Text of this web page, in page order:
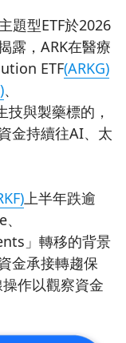
題型ETF於2026
露，ARK在醫療
ETF(ARKG)
、
技與製藥標的，
金持續往AI、太
上半年跌逾
」轉移的背景
金承接轉趨保
作以觀察資金